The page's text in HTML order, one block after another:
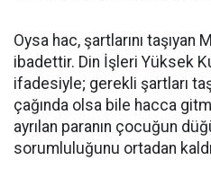
Oysa hac, şartlarını
ibadettir. Din İşleri Yüksek
ifadesiyle; gerekli şartları
çağında olsa bile hacca
ayrılan paranın çocuğun
sorumluluğunu ortadan